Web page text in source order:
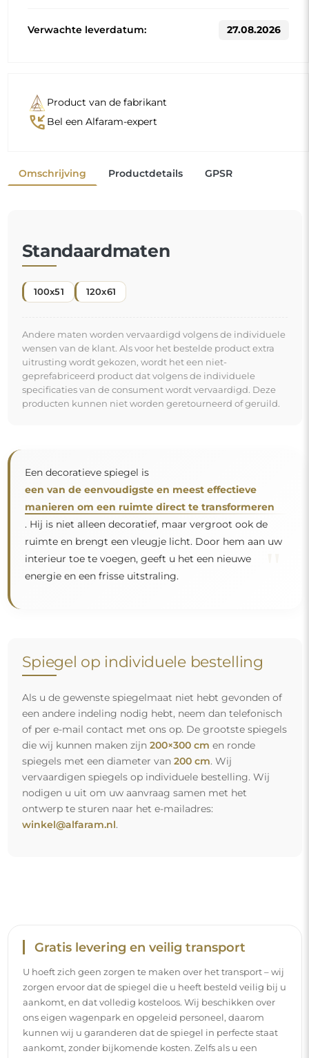
Verwachte leverdatum: 27.08.2026
Product van de fabrikant
phone_callback Bel een Alfaram-expert
Omschrijving Productdetails GPSR
Standaardmaten
100x51 120x61
Andere maten worden vervaardigd volgens de individuele
wensen van de klant. Als voor het bestelde product extra
uitrusting wordt gekozen, wordt het een niet-
geprefabriceerd product dat volgens de individuele
specificaties van de consument wordt vervaardigd. Deze
producten kunnen niet worden geretourneerd of geruild.
Een decoratieve spiegel is
een van de eenvoudigste en meest effectieve
manieren om een ruimte direct te transformeren
. Hij is niet alleen decoratief, maar vergroot ook de
ruimte en brengt een vleugje licht. Door hem aan uw
interieur toe te voegen, geeft u het een nieuwe
energie en een frisse uitstraling.
Spiegel op individuele bestelling
Als u de gewenste spiegelmaat niet hebt gevonden of
een andere indeling nodig hebt, neem dan telefonisch
of per e-mail contact met ons op. De grootste spiegels
die wij kunnen maken zijn 200×300 cm en ronde
spiegels met een diameter van 200 cm. Wij
vervaardigen spiegels op individuele bestelling. Wij
nodigen u uit om uw aanvraag samen met het
ontwerp te sturen naar het e-mailadres:
winkel@alfaram.nl.
Gratis levering en veilig transport
U hoeft zich geen zorgen te maken over het transport – wij
zorgen ervoor dat de spiegel die u heeft besteld veilig bij u
aankomt, en dat volledig kosteloos. Wij beschikken over
ons eigen wagenpark en opgeleid personeel, daarom
kunnen wij u garanderen dat de spiegel in perfecte staat
aankomt, zonder bijkomende kosten. Zelfs als u een